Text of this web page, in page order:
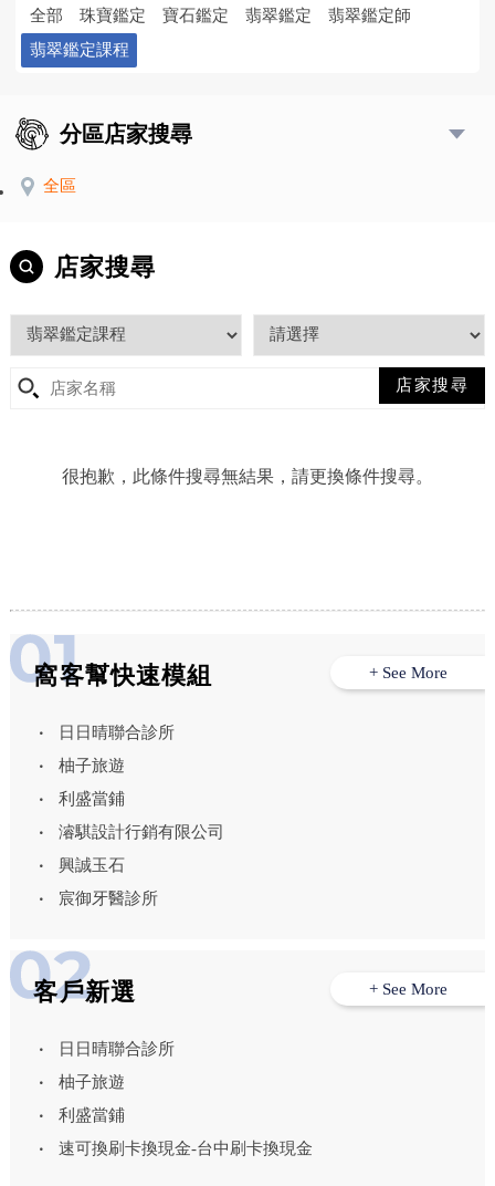
全部 珠寶鑑定 寶石鑑定 翡翠鑑定
翡翠鑑定師
翡翠鑑定課程
分區店家搜尋
全區
店家搜尋
很抱歉，此條件搜尋無結果，請更換條件搜尋。
窩客幫快速模組
日日晴聯合診所
柚子旅遊
利盛當鋪
濬騏設計行銷有限公司
興誠玉石
宸御牙醫診所
+ See More
客戶新選
日日晴聯合診所
柚子旅遊
利盛當鋪
速可換刷卡換現金-台中刷卡換現金
+ See More